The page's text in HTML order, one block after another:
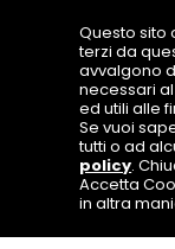
Questo sito
terzi da
avvalgono
necessari
ed utili alle
Se vuoi
tutti o ad
policy.
Accetta
in altra